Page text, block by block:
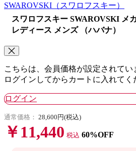
SWAROVSKI （スワロフスキー）
スワロフスキー SWAROVSKI メ
レディース メンズ （ハバナ）
こちらは、会員価格が設定されてい
ログインしてからカートに入れてく
ログイン
通常価格： 28,600円(税込)
￥11,440 税込 60%OFF